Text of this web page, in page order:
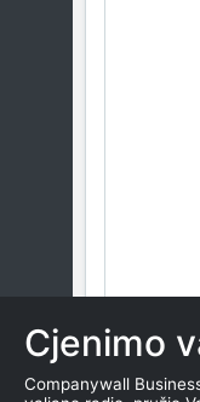
Cjenimo
Companywall